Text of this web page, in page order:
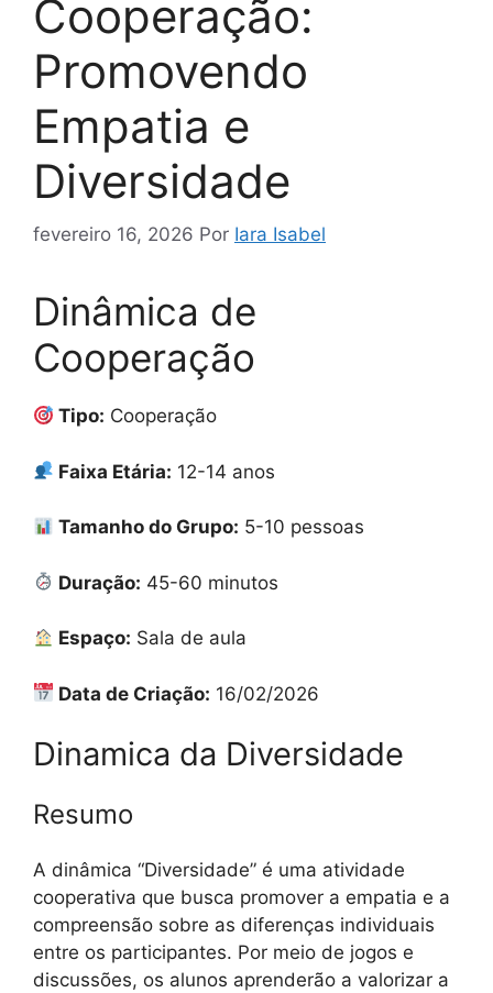
Cooperação:
Promovendo
Empatia e
Diversidade
fevereiro 16, 2026 Por Iara Isabel
Dinâmica de
Cooperação
Tipo: Cooperação
Faixa Etária: 12-14 anos
Tamanho do Grupo: 5-10 pessoas
Duração: 45-60 minutos
Espaço: Sala de aula
Data de Criação: 16/02/2026
Dinamica da Diversidade
Resumo
A dinâmica “Diversidade” é uma atividade
cooperativa que busca promover a empatia e a
compreensão sobre as diferenças individuais
entre os participantes. Por meio de jogos e
discussões, os alunos aprenderão a valorizar a